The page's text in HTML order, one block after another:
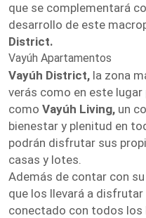
que se complementará
desarrollo de este
District.
Vayúh Apartamentos
Vayúh District, la zona
verás como en este lugar
como Vayúh Living, un
bienestar y plenitud en
podrán disfrutar sus
casas y lotes.
Además de contar con
que los llevará a
conectado con todos los